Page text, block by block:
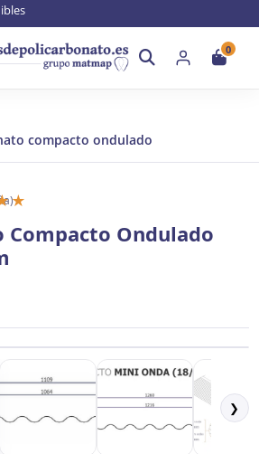
0
compacto ondulado
Compacto Ondulado
❯